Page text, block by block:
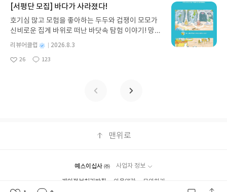
률이 올라갑니다!! ※ 신청 전, 꼭 확인해주세요!- '사
락' 개설 후, 이 글의 댓글로 신청해주세요.- 기존 YE
S블로그는 '사락'으로 개편되어 별도로 개설하지 않
배송지가 아닌 회원정보상의 주소/연락처 (클릭 시
수정 가능)로 발송됩니다.- 주소/연락처에 문제가 있
2주 이내 리뷰를 작성해주셔야 합니다. (포스트가 아
좋은 정보를 찾는 시대는 끝났습니다. 이제는 좋은 질
문을 던지는 사람이 돈을 법니다. 경제적 자유를 앞당
기고 싶은 월급쟁이라면, 이 책이 바로 그 시작입니
다.AI가 알아서 굴려주는 월급쟁이 재테크글쓴이김
태형 저출판사한빛미디어 예스24 바로가기 닫기모
집인원 : 5명신청기간 : 2026.08.04 ~ 2026.08.08발
으실 주소/연락처를 업데이트 해주세요! (선정 후 수
정 불가)▶ 서평단 신청 방법 : 기대평 댓글을 작성해
그는 '사락'으로 개편되어 별도로 개설하지 않으셔도
능)로 발송됩니다.- 주소/연락처에 문제가 있을 시 선
정에서 제외되거나 배송에서 누락될 수 있습니다(재
발송 불가). ▶ 리뷰 작성- 도서/상품을 받고 2주 이내
[서평단 모집] 바다가 사라졌다!
호기심 많고 모험을 좋아하는 두두와 겁쟁이 모모가
신비로운 집게 바위로 떠난 바닷속 탐험 이야기! 망둥
이, 소라게, 낙지 같은 바다 친구들과 신나게 놀던 중
갑자기 거대해진 집게 바위의 비밀을 마주하게 되는
데, 과연 바다에 무슨 일이 벌어진 걸까요? 상상력을
빛 예스24 바로가기 닫기모집인원 : 20명신청기간 :
데이트 해주세요! (선정 후 수정 불가)▶ 서평단 신청
전, 꼭 확인해주세요!- '사락' 개설 후, 이 글의 댓글로
되어 별도로 개설하지 않으셔도 됩니다. ▶ 도서/상
별
리뷰어클럽
성
2026.8.3
좋
26
댓
123
작
맨위로
예스이십사 ㈜ 사업자 정보
개인정보처리방침 이용약관
문의하기